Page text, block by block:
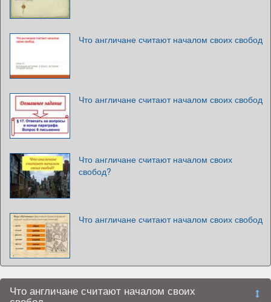
Что англичане считают началом своих свобод
Что англичане считают началом своих свобод
Что англичане считают началом своих
свобод?
Что англичане считают началом своих свобод
Что англичане считают началом своих